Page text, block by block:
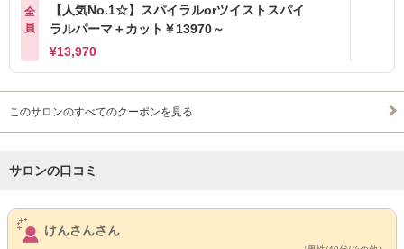
全
員
【人気No.1☆】スパイラルorツイストスパイ
ラルパーマ＋カット￥13970～
¥13,970
このサロンのすべてのクーポンを見る
サロンの口コミ
サロンPick Up
けんさんさん